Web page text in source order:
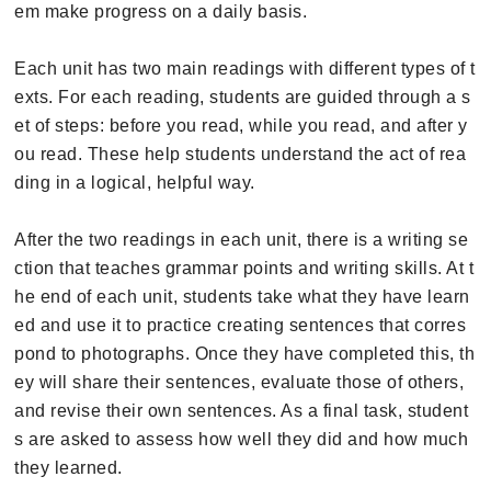
em make progress on a daily basis.
Each unit has two main readings with different types of t
exts. For each reading, students are guided through a s
et of steps: before you read, while you read, and after y
ou read. These help students understand the act of rea
ding in a logical, helpful way.
After the two readings in each unit, there is a writing se
ction that teaches grammar points and writing skills. At t
he end of each unit, students take what they have learn
ed and use it to practice creating sentences that corres
pond to photographs. Once they have completed this, th
ey will share their sentences, evaluate those of others,
and revise their own sentences. As a final task, student
s are asked to assess how well they did and how much
they learned.